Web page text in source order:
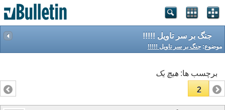
جنگ بر سر تاویل !!!!!
موضوع: جنگ بر سر تاویل !!!!!
برچسب ها: هیچ یک
1
2